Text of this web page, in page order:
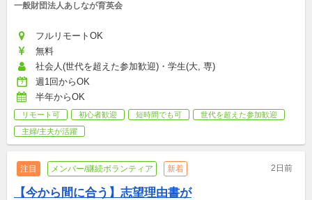
一般財団法人あしなが育英会
フルリモートOK
無料
社会人(世代を超えた参加歓迎)・学生(大, 専)
週1回からOK
半年からOK
リモート可 初心者歓迎 短時間でも可
世代を超えた参加歓迎
主婦/主夫が活躍
注目 メンバー/継続ボランティア 新着 2日前
【今から間に合う】志望理由書が